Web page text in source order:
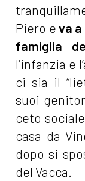
Piero e va
famiglia
l’infanzia e
ci sia il
suoi
ceto
casa da
dopo si
del Vacca.